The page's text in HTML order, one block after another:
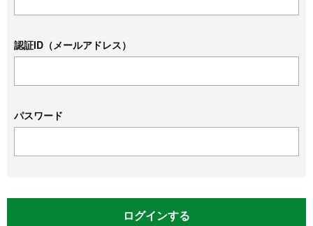
認証ID（メールアドレス）
パスワード